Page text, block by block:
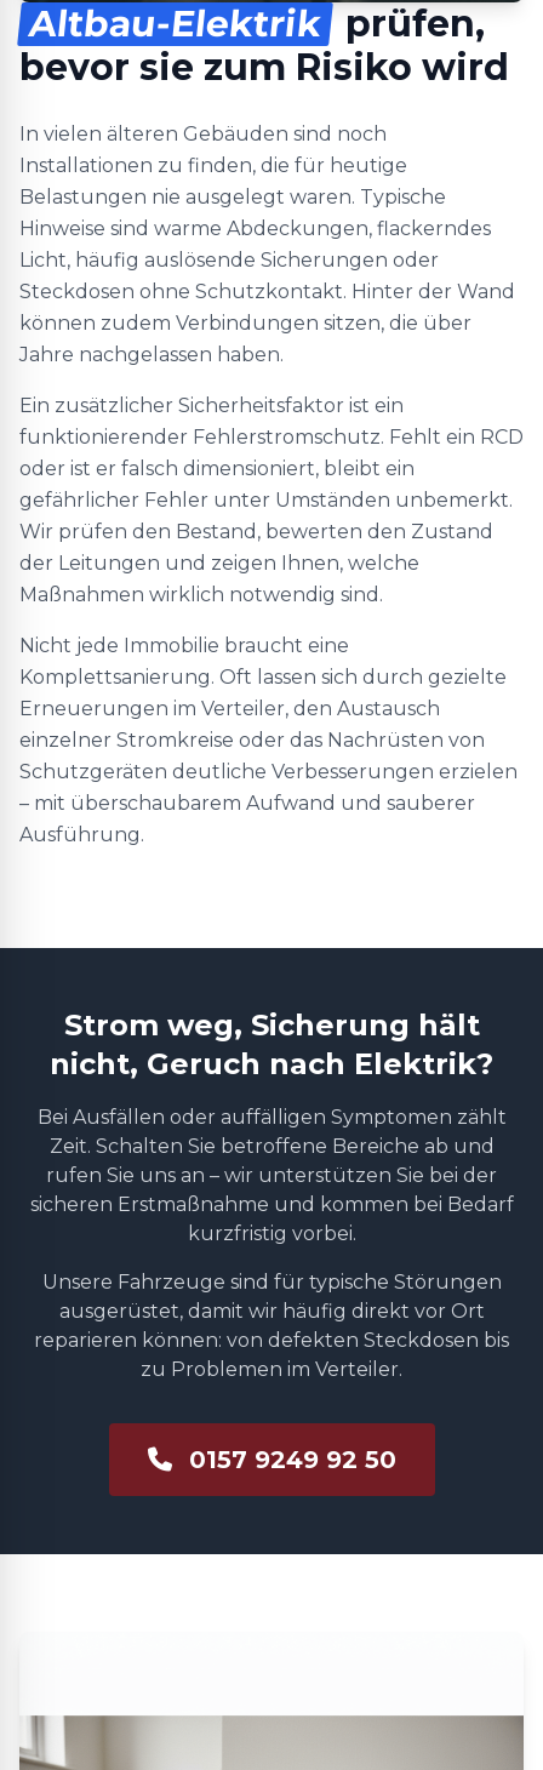
Altbau-Elektrik prüfen,
bevor sie zum Risiko wird
In vielen älteren Gebäuden sind noch
Installationen zu finden, die für heutige
Belastungen nie ausgelegt waren. Typische
Hinweise sind warme Abdeckungen, flackerndes
Licht, häufig auslösende Sicherungen oder
Steckdosen ohne Schutzkontakt. Hinter der Wand
können zudem Verbindungen sitzen, die über
Jahre nachgelassen haben.
Ein zusätzlicher Sicherheitsfaktor ist ein
funktionierender Fehlerstromschutz. Fehlt ein RCD
oder ist er falsch dimensioniert, bleibt ein
gefährlicher Fehler unter Umständen unbemerkt.
Wir prüfen den Bestand, bewerten den Zustand
der Leitungen und zeigen Ihnen, welche
Maßnahmen wirklich notwendig sind.
Nicht jede Immobilie braucht eine
Komplettsanierung. Oft lassen sich durch gezielte
Erneuerungen im Verteiler, den Austausch
einzelner Stromkreise oder das Nachrüsten von
Schutzgeräten deutliche Verbesserungen erzielen
– mit überschaubarem Aufwand und sauberer
Ausführung.
Strom weg, Sicherung hält
nicht, Geruch nach Elektrik?
Bei Ausfällen oder auffälligen Symptomen zählt
Zeit. Schalten Sie betroffene Bereiche ab und
rufen Sie uns an – wir unterstützen Sie bei der
sicheren Erstmaßnahme und kommen bei Bedarf
kurzfristig vorbei.
Unsere Fahrzeuge sind für typische Störungen
ausgerüstet, damit wir häufig direkt vor Ort
reparieren können: von defekten Steckdosen bis
zu Problemen im Verteiler.
0157 9249 92 50